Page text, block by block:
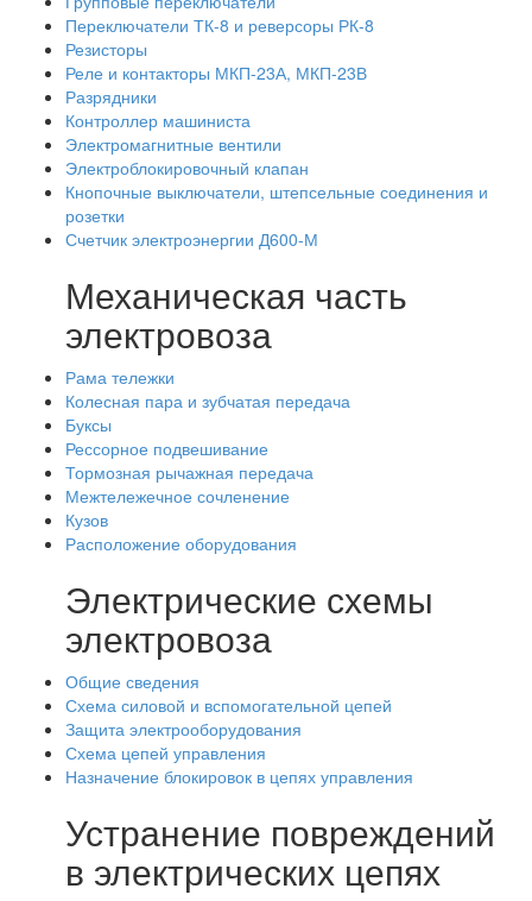
Переключатели ТК-8 и реверсоры РК-8
Резисторы
Реле и контакторы МКП-23А, МКП-23В
Разрядники
Контроллер машиниста
Электромагнитные вентили
Электроблокировочный клапан
Кнопочные выключатели, штепсельные соединения и
розетки
Счетчик электроэнергии Д600-М
Механическая часть
электровоза
Рама тележки
Колесная пара и зубчатая передача
Буксы
Рессорное подвешивание
Тормозная рычажная передача
Межтележечное сочленение
Кузов
Расположение оборудования
Электрические схемы
электровоза
Общие сведения
Схема силовой и вспомогательной цепей
Защита электрооборудования
Схема цепей управления
Назначение блокировок в цепях управления
Устранение повреждений
в электрических цепях